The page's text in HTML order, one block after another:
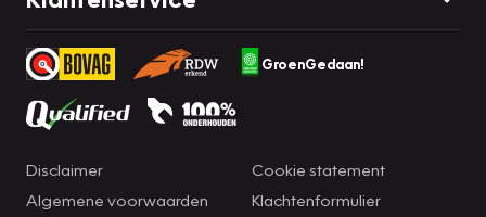
GroenGedaan!
Disclaimer
Algemene voorwaarden
Cookie statement
Klachtenformulier